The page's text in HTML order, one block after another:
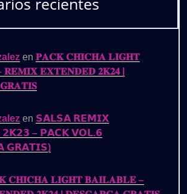
en 𝐏𝐀𝐂𝐊 𝐂𝐇𝐈𝐂𝐇𝐀 𝐋𝐈𝐆𝐇𝐓
𝐑𝐄𝐌𝐈𝐗 𝐄𝐗𝐓𝐄𝐍𝐃𝐄𝐃 𝟐𝐊𝟐𝟒 |
en 𝗦𝗔𝗟𝗦𝗔 𝗥𝗘𝗠𝗜𝗫
– 𝗣𝗔𝗖𝗞 𝗩𝗢𝗟.𝟲
𝗚𝗥𝗔𝗧𝗜𝗦)
𝐂𝐇𝐈𝐂𝐇𝐀 𝐋𝐈𝐆𝐇𝐓 𝐁𝐀𝐈𝐋𝐀𝐁𝐋𝐄 –